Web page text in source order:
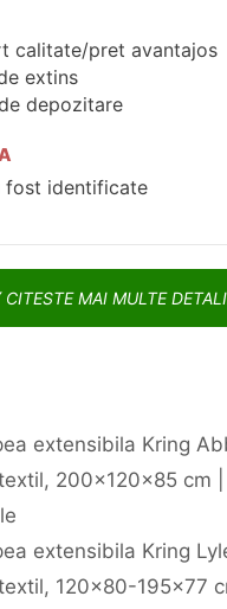
calitate/pret avantajos
extins
depozitare
fost identificate
CITESTE MAI MULTE
extensibila Kring
200x120x85 cm |
extensibila Kring
120×80-195×77